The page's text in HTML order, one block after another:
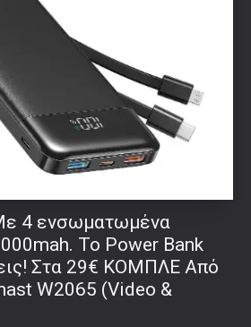
4 ενσωματωμένα
Το Power Bank
Στα 29€ ΚΟΜΠΛΕ Από
W2065 (Video &